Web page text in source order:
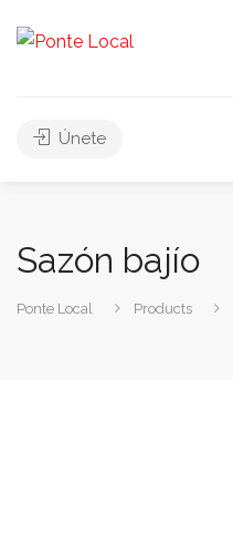
Únete
Sazón bajío
Ponte Local Products